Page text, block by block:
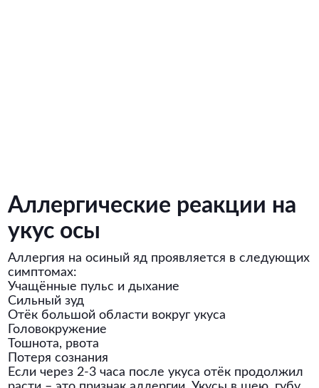
Аллергические реакции на
укус осы
Аллергия на осиный яд проявляется в следующих
симптомах:
Учащённые пульс и дыхание
Сильный зуд
Отёк большой области вокруг укуса
Головокружение
Тошнота, рвота
Потеря сознания
Если через 2-3 часа после укуса отёк продолжил